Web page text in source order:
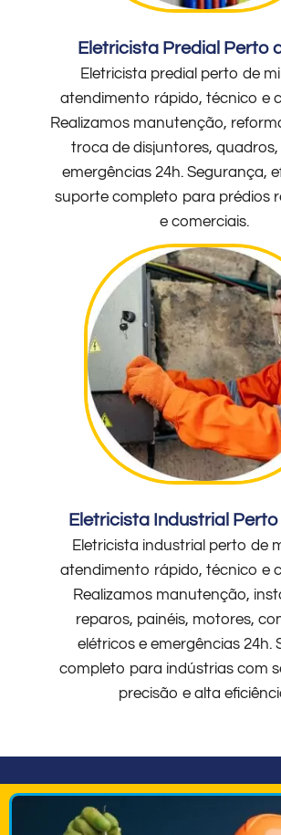
Eletricista Predial Perto
Eletricista predial perto de
atendimento rápido, técnico e
Realizamos manutenção,
troca de disjuntores,
emergências 24h. Segurança,
suporte completo para prédios
e comerciais.
Eletricista Industrial Perto
Eletricista industrial perto de
atendimento rápido, técnico e
Realizamos manutenção,
reparos, painéis, motores,
elétricos e emergências 24h.
completo para indústrias com
precisão e alta